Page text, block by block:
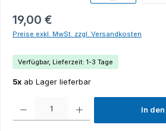
19,00 €
Preise exkl. MwSt. zzgl. Versandkosten
Verfügbar, Lieferzeit: 1-3 Tage
5x ab Lager lieferbar
In